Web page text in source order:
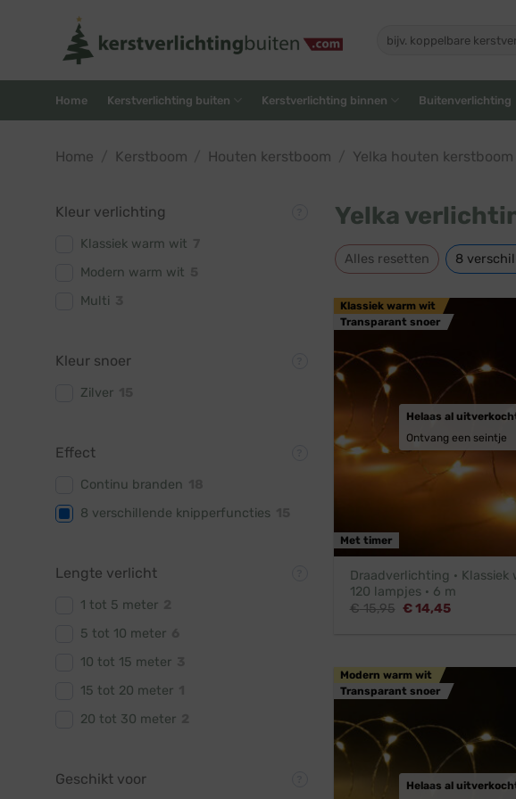
naar:
Home Kerstverlichting buiten Kerstverlichting binnen Buitenverlichting
Home Kerstboom Houten kerstboom Yelka houten kerstboom
Kleur verlichting
Klassiek warm wit
Modern warm wit
Multi
Kleur snoer
Zilver
Effect
Continu branden
8 verschillende knipperfuncties
Lengte verlicht
1 tot 5 meter
5 tot 10 meter
10 tot 15 meter
15 tot 20 meter
20 tot 30 meter
Geschikt voor
Yelka
Alles resetten 8
Klassiek warm wit
Transparant snoer
Met timer
Helaas al
Ontvang een seintje
Draadverlichting · Klassiek
120 lampjes · 6 m
€15,95 Oorspronkelijke
€14,45Huidige
Modern warm wit
Transparant snoer
Helaas al